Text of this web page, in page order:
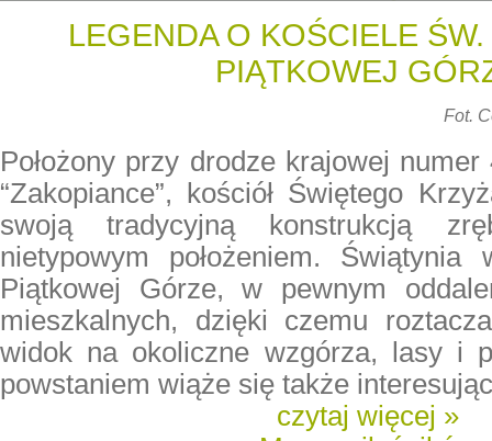
LEGENDA O KOŚCIELE
PIĄTKOWEJ
Fot.
Położony przy drodze krajowej
“Zakopiance”, kościół Świętego
swoją tradycyjną konstrukcją
nietypowym położeniem. Świątynia
Piątkowej Górze, w pewnym
mieszkalnych, dzięki czemu
widok na okoliczne wzgórza, lasy i
powstaniem wiąże się także
czytaj więcej »